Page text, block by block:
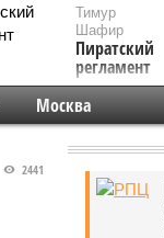
Тимур
Шафир
Пиратский
регламент
Москва
2441